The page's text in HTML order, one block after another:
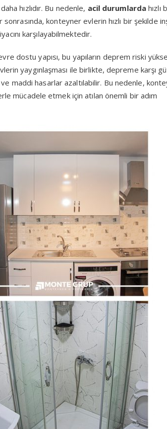
hızlıdır. Bu nedenle, acil durumlarda hızlı
konteyner evlerin hızlı bir şekilde
karşılayabilmektedir.
dostu yapısı, bu yapıların deprem riski
yaygınlaşması ile birlikte, depreme karşı
ve maddi hasarlar azaltılabilir. Bu nedenle,
mücadele etmek için atılan önemli bir adım